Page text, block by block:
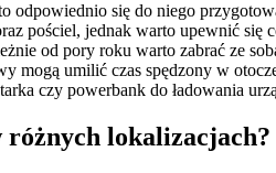
się do niego
pościel, jednak warto upewnić
od pory roku warto zabrać ze
mogą umilić czas spędzony w
czy powerbank do ładowania
lokalizacjach?